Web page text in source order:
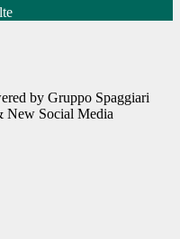
by Gruppo Spaggiari
New Social Media